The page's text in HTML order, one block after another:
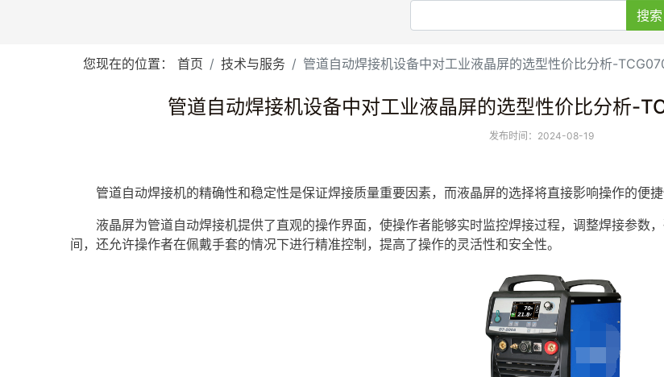
搜索
您现在的位置： 首页 技术与服务 管道自动焊接机设备中对工业液晶屏的选型性价比分析-
管道自动焊接机设备中对工业液晶屏的选型性价比分析-
发布时间：2024-08-19
管道自动焊接机的精确性和稳定性是保证焊接质量重要因素，而液晶屏的选择将直接影响操作的便
液晶屏为管道自动焊接机提供了直观的操作界面，使操作者能够实时监控焊接过程，调整焊接参数
间，还允许操作者在佩戴手套的情况下进行精准控制，提高了操作的灵活性和安全性。